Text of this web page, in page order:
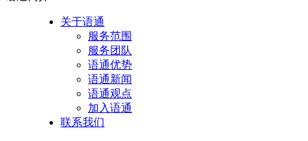
关于语通
服务范围
服务团队
语通优势
语通新闻
语通观点
加入语通
联系我们